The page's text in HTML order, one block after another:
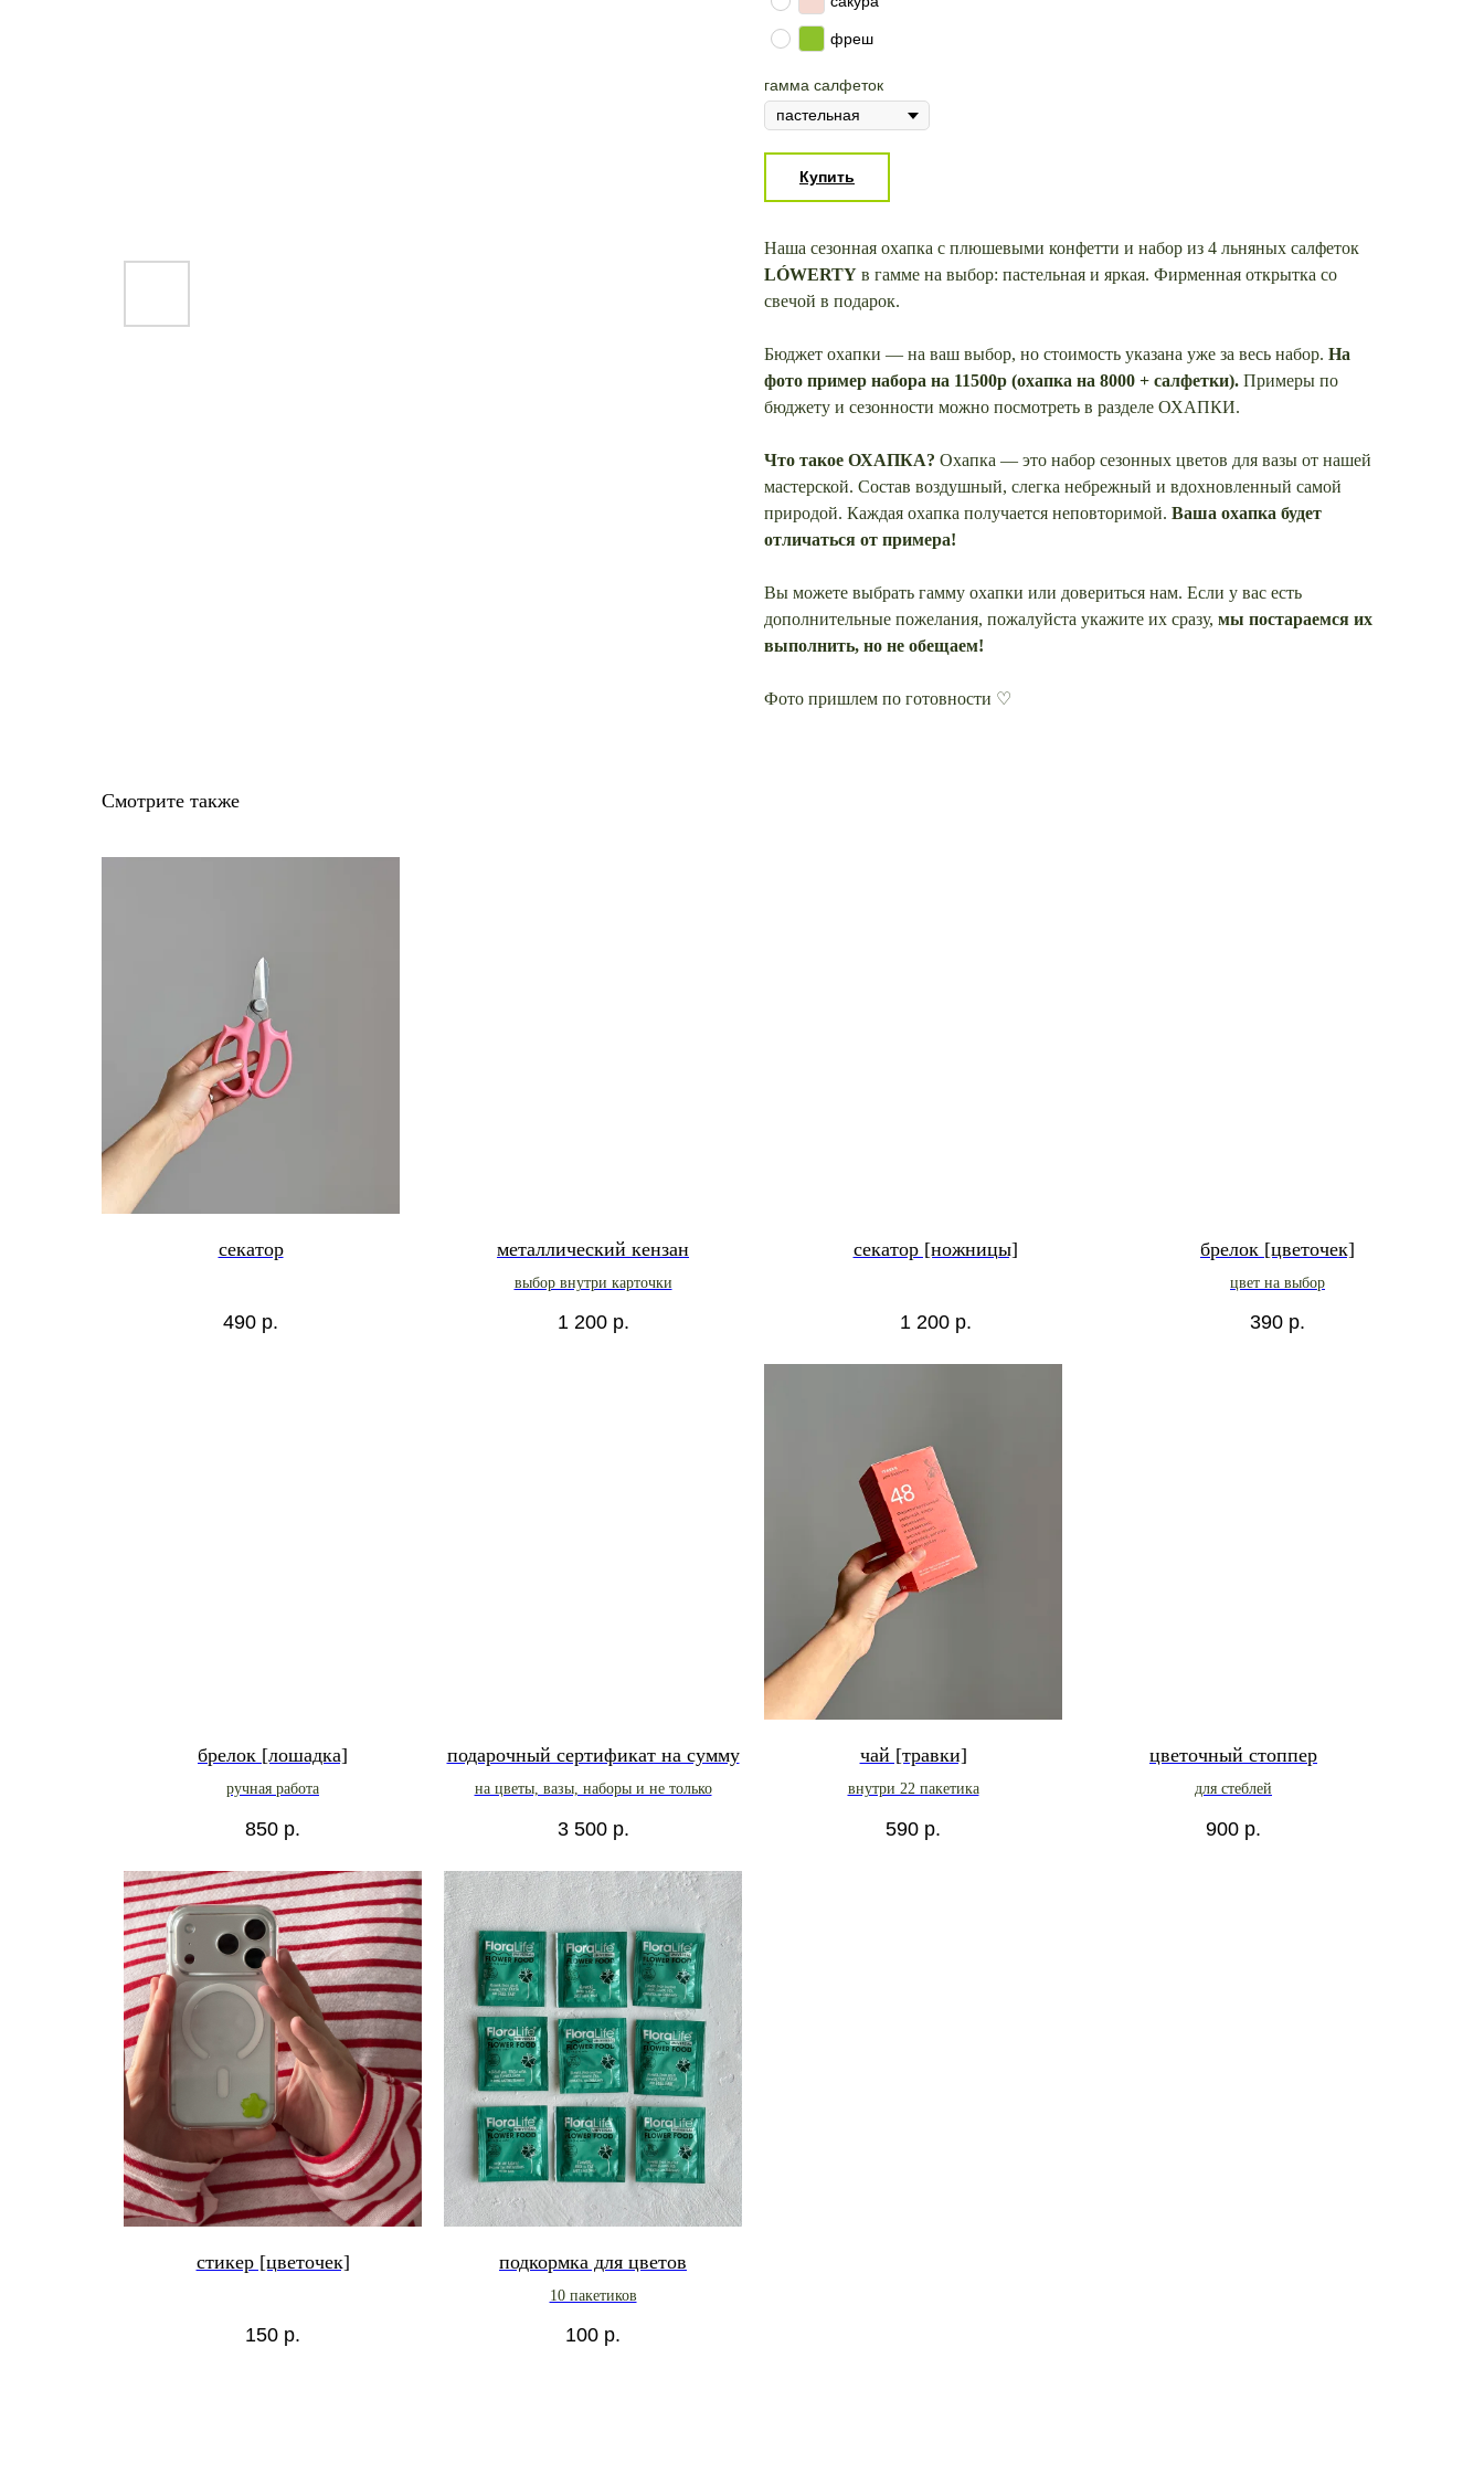
фреш
гамма салфеток
Купить
Наша сезонная охапка с плюшевыми конфетти и набор из 4 льняных салфеток
LÓWERTY в гамме на выбор: пастельная и яркая. Фирменная открытка со
свечой в подарок.
Бюджет охапки — на ваш выбор, но стоимость указана уже за весь набор. На
фото пример набора на 11500р (охапка на 8000 + салфетки). Примеры по
бюджету и сезонности можно посмотреть в разделе ОХАПКИ.
Что такое ОХАПКА? Охапка — это набор сезонных цветов для вазы от нашей
мастерской. Состав воздушный, слегка небрежный и вдохновленный самой
природой. Каждая охапка получается неповторимой. Ваша охапка будет
отличаться от примера!
Вы можете выбрать гамму охапки или довериться нам. Если у вас есть
дополнительные пожелания, пожалуйста укажите их сразу, мы постараемся их
выполнить, но не обещаем!
Фото пришлем по готовности ♡
Смотрите также
секатор
490 р.
металлический кензан
выбор внутри карточки
1 200 р.
секатор [ножницы]
1 200 р.
брелок [цветочек]
цвет на выбор
390 р.
брелок [лошадка]
ручная работа
850 р.
подарочный сертификат на сумму
на цветы, вазы, наборы и не только
3 500 р.
чай [травки]
внутри 22 пакетика
590 р.
цветочный стоппер
для стеблей
900 р.
стикер [цветочек]
150 р.
подкормка для цветов
10 пакетиков
100 р.